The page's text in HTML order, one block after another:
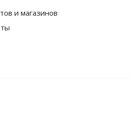
и магазинов